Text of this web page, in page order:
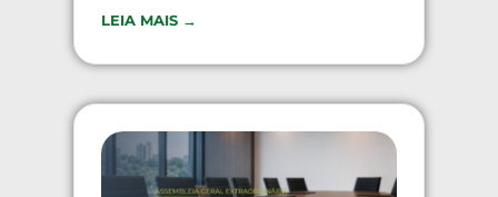
LEIA MAIS →